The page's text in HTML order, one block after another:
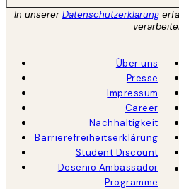
In unsererDatenschutzerklärung
Über uns
Presse
Impressum
Career
Nachhaltigkeit
Barrierefreiheitserklärung
Student Discount
Desenio Ambassador
Programme